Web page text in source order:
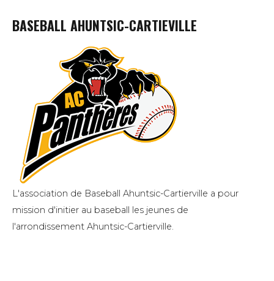
BASEBALL AHUNTSIC-CARTIEVILLE
L'association de Baseball Ahuntsic-Cartierville a pour
mission d'initier au baseball les jeunes de
l'arrondissement Ahuntsic-Cartierville.